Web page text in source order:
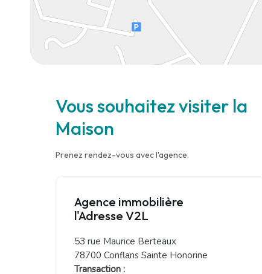
Vous souhaitez visiter la
Maison
Prenez rendez-vous avec l'agence.
Agence immobilière
l'Adresse V2L
53 rue Maurice Berteaux
78700 Conflans Sainte Honorine
Transaction :